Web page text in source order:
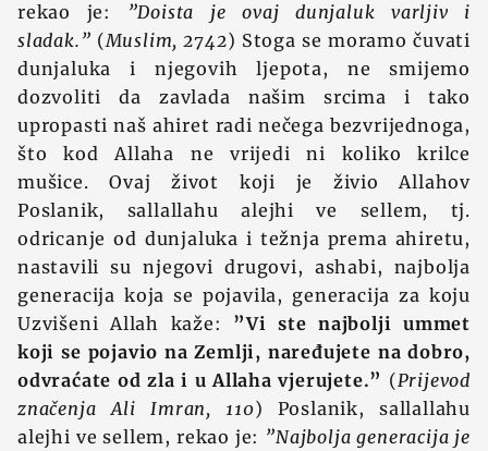
rekao je:
”Doista je ovaj dunjaluk varljiv i
sladak.” (Muslim, 2742) Stoga se moramo čuvati
dunjaluka i njegovih ljepota, ne smijemo
dozvoliti da zavlada našim srcima i tako
upropasti naš ahiret radi nečega bezvrijednoga,
što kod Allaha ne vrijedi ni koliko krilce
mušice. Ovaj život koji je živio Allahov
Poslanik, sallallahu alejhi ve sellem, tj.
odricanje od dunjaluka i težnja prema ahiretu,
nastavili su njegovi drugovi, ashabi, najbolja
generacija koja se pojavila, generacija za koju
Uzvišeni Allah kaže: ”Vi ste najbolji ummet
koji se pojavio na Zemlji, naređujete na dobro,
odvraćate od zla i u Allaha vjerujete.” (Prijevod
značenja Ali Imran, 110) Poslanik, sallallahu
alejhi ve sellem, rekao je: ”Najbolja generacija je